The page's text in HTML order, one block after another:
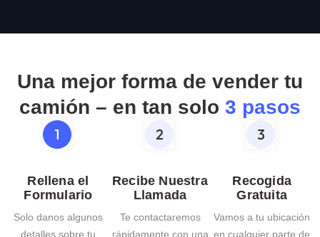
Una mejor forma de vender tu
camión – en tan solo 3 pasos
Rellena el
Formulario
Solo danos algunos
detalles sobre tu
Recibe Nuestra
Llamada
Te contactaremos
rápidamente con una
Recogida
Gratuita
Vamos a tu ubicación
en cualquier parte de